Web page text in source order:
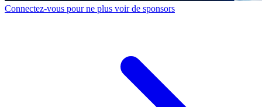
Connectez-vous pour ne plus voir de sponsors